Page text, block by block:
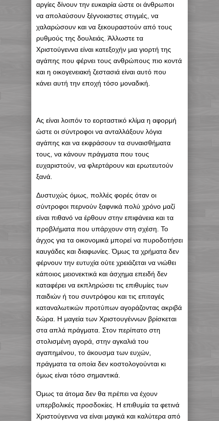
αργίες δίνουν την ευκαιρία ώστε οι άνθρωποι
να απολαύσουν ξέγνοιαστες στιγμές, να
χαλαρώσουν και να ξεκουραστούν από τους
ρυθμούς της δουλειάς. Άλλωστε τα
Χριστούγεννα είναι κατεξοχήν μια γιορτή της
αγάπης που φέρνει τους ανθρώπους πιο κοντά
και η οικογενειακή ζεστασιά είναι αυτό που
κάνει αυτή την εποχή τόσο μοναδική.
Ας είναι λοιπόν το εορταστικό κλίμα η αφορμή
ώστε οι σύντροφοι να ανταλλάξουν λόγια
αγάπης και να εκφράσουν τα συναισθήματα
τους, να κάνουν πράγματα που τους
ευχαριστούν, να φλερτάρουν και ερωτευτούν
ξανά.
Δυστυχώς όμως, πολλές φορές όταν οι
σύντροφοι περνούν ξαφνικά πολύ χρόνο μαζί
είναι πιθανό να έρθουν στην επιφάνεια και τα
προβλήματα που υπάρχουν στη σχέση. Το
άγχος για τα οικονομικά μπορεί να πυροδοτήσει
καυγάδες και διαφωνίες. Όμως τα χρήματα δεν
φέρνουν την ευτυχία ούτε χρειάζεται να νιώθει
κάποιος μειονεκτικά και άσχημα επειδή δεν
καταφέρει να εκπληρώσει τις επιθυμίες των
παιδιών ή του συντρόφου και τις επιταγές
καταναλωτικών προτύπων αγοράζοντας ακριβά
δώρα. Η μαγεία των Χριστουγέννων βρίσκεται
στα απλά πράγματα. Στον περίπατο στη
στολισμένη αγορά, στην αγκαλιά του
αγαπημένου, το άκουσμα των ευχών,
πράγματα τα οποία δεν κοστολογούνται κι
όμως είναι τόσο σημαντικά.
Όμως τα άτομα δεν θα πρέπει να έχουν
υπερβολικές προσδοκίες. Η επιθυμία τα φετινά
Χριστούγεννα να είναι μαγικά και καλύτερα από